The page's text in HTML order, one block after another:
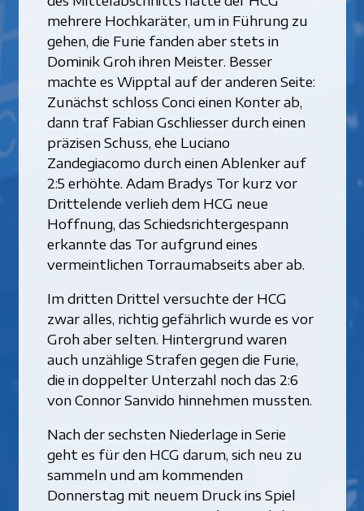
mehrere Hochkaräter, um in Führung zu
gehen, die Furie fanden aber stets in
Dominik Groh ihren Meister. Besser
machte es Wipptal auf der anderen Seite:
Zunächst schloss Conci einen Konter ab,
dann traf Fabian Gschliesser durch einen
präzisen Schuss, ehe Luciano
Zandegiacomo durch einen Ablenker auf
2:5 erhöhte. Adam Bradys Tor kurz vor
Drittelende verlieh dem HCG neue
Hoffnung, das Schiedsrichtergespann
erkannte das Tor aufgrund eines
vermeintlichen Torraumabseits aber ab.
Im dritten Drittel versuchte der HCG
zwar alles, richtig gefährlich wurde es vor
Groh aber selten. Hintergrund waren
auch unzählige Strafen gegen die Furie,
die in doppelter Unterzahl noch das 2:6
von Connor Sanvido hinnehmen mussten.
Nach der sechsten Niederlage in Serie
geht es für den HCG darum, sich neu zu
sammeln und am kommenden
Donnerstag mit neuem Druck ins Spiel